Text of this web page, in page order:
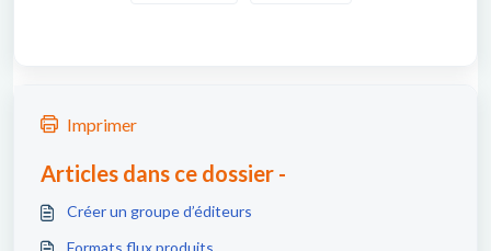
Imprimer
Articles dans ce dossier -
Créer un groupe d’éditeurs
Formats flux produits